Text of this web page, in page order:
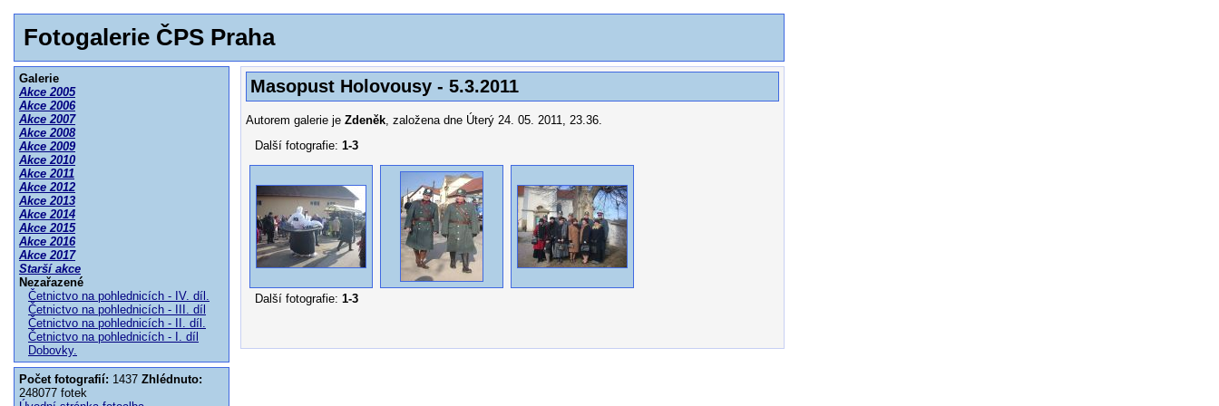
Fotogalerie ČPS Praha
Galerie
Akce 2005
Akce 2006
Akce 2007
Akce 2008
Akce 2009
Akce 2010
Akce 2011
Akce 2012
Akce 2013
Akce 2014
Akce 2015
Akce 2016
Akce 2017
Starší akce
Nezařazené
Četnictvo na pohlednicích - IV. díl.
Četnictvo na pohlednicích - III. díl
Četnictvo na pohlednicích - II. díl.
Četnictvo na pohlednicích - I. díl
Dobovky.
Počet fotografií: 1437 Zhlédnuto:
248077 fotek
Masopust Holovousy - 5.3.2011
Autorem galerie je Zdeněk, založena dne Úterý 24. 05. 2011, 23.36.
Další fotografie: 1-3
Další fotografie: 1-3